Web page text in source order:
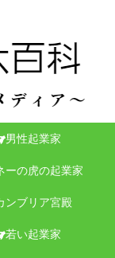
男性起業家
ーの虎の起業家
ンブリア宮殿
若い起業家